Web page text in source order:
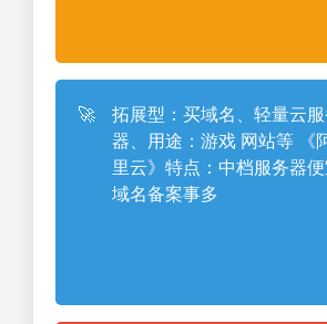
🚀
拓展型：买域名、轻量云服
器、用途：游戏 网站等 《
里云》特点：中档服务器便
域名备案事多